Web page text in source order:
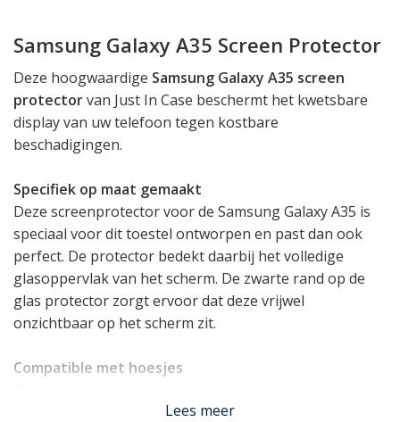
Samsung Galaxy A35 Screen Protector
Deze hoogwaardige Samsung Galaxy A35 screen
protectorvan Just In Case beschermt het kwetsbare
display van uw telefoon tegen kostbare
beschadigingen.
Specifiek op maat gemaakt
Deze screenprotector voor de Samsung Galaxy A35 is
speciaal voor dit toestel ontworpen en past dan ook
perfect. De protector bedekt daarbij het volledige
glasoppervlak van het scherm. De zwarte rand op de
glas protector zorgt ervoor dat deze vrijwel
onzichtbaar op het scherm zit.
Compatible met hoesjes
in combinatie met een Samsung Galaxy A35 hoesje
Lees meer